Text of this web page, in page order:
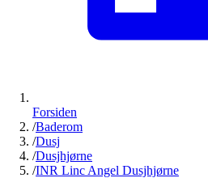
Forsiden
/Baderom
/Dusj
/Dusjhjørne
/INR Linc Angel Dusjhjørne